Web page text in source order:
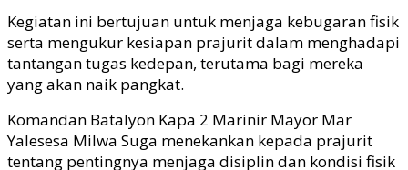
Kegiatan ini bertujuan untuk menjaga kebugaran fisik
serta mengukur kesiapan prajurit dalam menghadapi
tantangan tugas kedepan, terutama bagi mereka
yang akan naik pangkat.
Komandan Batalyon Kapa 2 Marinir Mayor Mar
Yalesesa Milwa Suga menekankan kepada prajurit
tentang pentingnya menjaga disiplin dan kondisi fisik